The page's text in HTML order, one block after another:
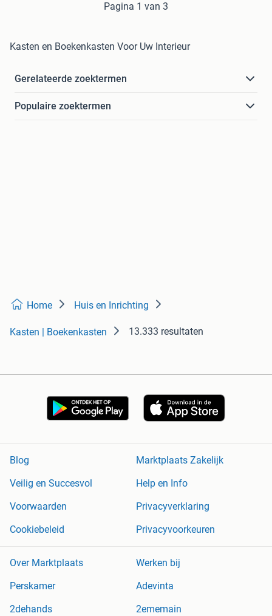
Pagina 1 van 3
Kasten en Boekenkasten Voor Uw Interieur
Gerelateerde zoektermen
Populaire zoektermen
Home Huis en Inrichting
Kasten | Boekenkasten 13.333 resultaten
Blog
Marktplaats Zakelijk
Veilig en Succesvol
Help en Info
Voorwaarden
Privacyverklaring
Cookiebeleid
Privacyvoorkeuren
Over Marktplaats
Werken bij
Perskamer
Adevinta
2dehands
2ememain